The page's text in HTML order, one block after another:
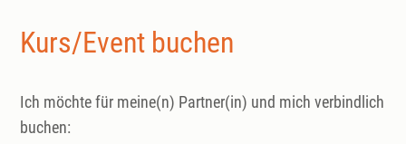
Kurs/Event buchen
Ich möchte für meine(n) Partner(in) und mich verbindlich
buchen: